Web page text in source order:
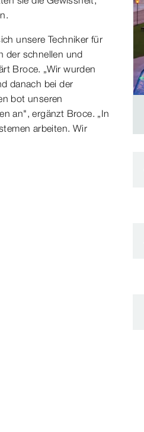
unsere Techniker für
der schnellen und
Broce. „Wir wurden
danach bei der
bot unseren
an", ergänzt Broce. „In
arbeiten. Wir